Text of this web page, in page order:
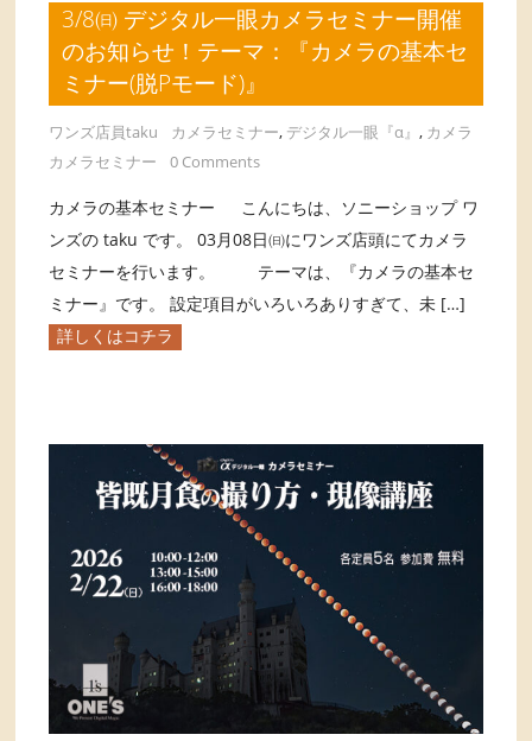
3/8㈰ デジタル一眼カメラセミナー開催
のお知らせ！テーマ：『カメラの基本セ
ミナー(脱Pモード)』
ワンズ店員taku カメラセミナー, デジタル一眼『α』, カメラ
カメラセミナー
0 Comments
カメラの基本セミナー こんにちは、ソニーショップ ワ
ンズの taku です。 03月08日㈰にワンズ店頭にてカメラ
セミナーを行います。 テーマは、『カメラの基本セ
ミナー』です。 設定項目がいろいろありすぎて、未 […]
詳しくはコチラ